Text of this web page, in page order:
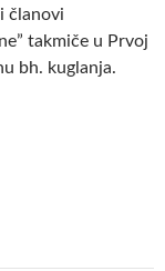
članovi
takmiče u Prvoj
bh. kuglanja.